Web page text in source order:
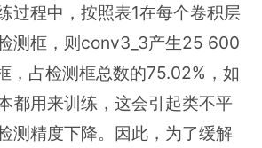
过程中，按照表1在每个卷积层
测框，则conv3_3产生25 600
，占检测框总数的75.02%，如
都用来训练，这会引起类不平
测精度下降。因此，为了缓解